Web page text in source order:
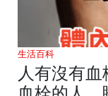
生活百科
人有沒有